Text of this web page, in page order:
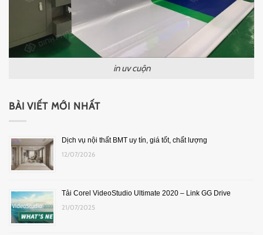
in uv cuộn
BÀI VIẾT MỚI NHẤT
Dịch vụ nội thất BMT uy tín, giá tốt, chất lượng
12/07/2026
Tải Corel VideoStudio Ultimate 2020 – Link GG Drive
21/07/2025